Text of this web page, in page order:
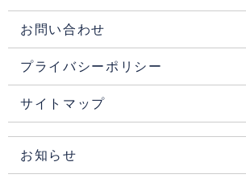
お問い合わせ
プライバシーポリシー
サイトマップ
お知らせ